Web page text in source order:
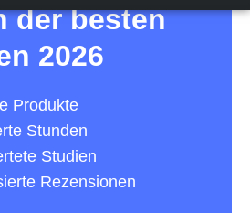
der besten
2026
Produkte
Stunden
Studien
Rezensionen